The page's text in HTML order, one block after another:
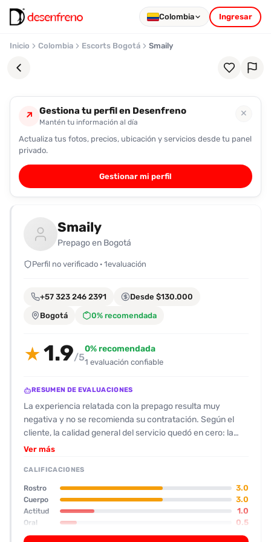
Colombia Ingresar
Inicio Colombia Escorts Bogotá Smaily
Favoritos
Pronto
podrás
registrarte
guardar
favoritas
para
fácilmente.
↗ Gestiona tu perfil en Desenfreno
Mantén tu información al día
✕
Actualiza tus fotos, precios, ubicación y servicios desde tu panel
privado.
Gestionar mi perfil
Smaily
Prepago en Bogotá
Perfil no verificado · 1evaluación
+57 323 246 2391 Desde $130.000
Bogotá 0% recomendada
★1.9/5
0% recomendada
1 evaluación confiable
RESUMEN DE EVALUACIONES
La experiencia relatada con la prepago resulta muy
negativa y no se recomienda su contratación. Según el
cliente, la calidad general del servicio quedó en cero: la
ambientación de la casa era oscura, con olor a cigarro y
usuario. En cuanto a su físico, la escort se describe como
«bien ñera» con un aspecto poco atractivo; su rostro y
dientes no cumplen las expectativas y le valen un 6 en la
escala del review. Su actitud es fría y poco participativa;
se mostró cortante, no ofreció besos ni se mostró
interesada en la interacción, y durante la relación utilizó un
Ver más
CALIFICACIONES
Rostro 3.0
Cuerpo 3.0
Actitud 1.0
Oral 0.5